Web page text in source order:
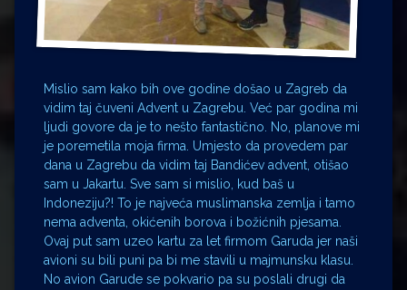
Mislio sam kako bih ove godine došao u Zagreb da
vidim taj čuveni Advent u Zagrebu. Već par godina mi
ljudi govore da je to nešto fantastično. No, planove mi
je poremetila moja firma. Umjesto da provedem par
dana u Zagrebu da vidim taj Bandićev advent, otišao
sam u Jakartu. Sve sam si mislio, kud baš u
Indoneziju?! To je najveća muslimanska zemlja i tamo
nema adventa, okićenih borova i božićnih pjesama.
Ovaj put sam uzeo kartu za let firmom Garuda jer naši
avioni su bili puni pa bi me stavili u majmunsku klasu.
No avion Garude se pokvario pa su poslali drugi da